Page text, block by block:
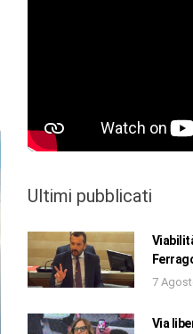
Ultimi pubblicati
7
Via